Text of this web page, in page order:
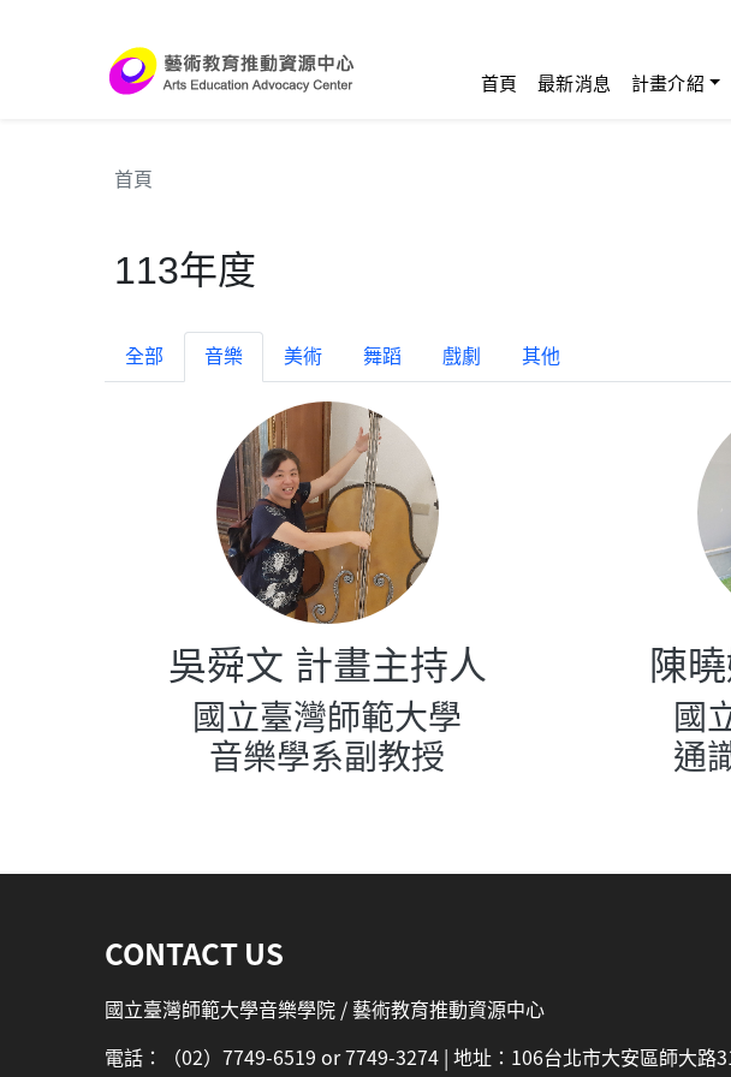
首頁 最新消息 計畫介紹
首頁
113年度
全部 音樂 美術 舞蹈 戲劇 其他
吳舜文 計畫主持人
國立臺灣師範大學
音樂學系副教授
陳
國
通
CONTACT US
國立臺灣師範大學音樂學院 / 藝術教育推動資源中心
電話：（02）7749-6519 or 7749-3274 | 地址：106台北市大安區師大路